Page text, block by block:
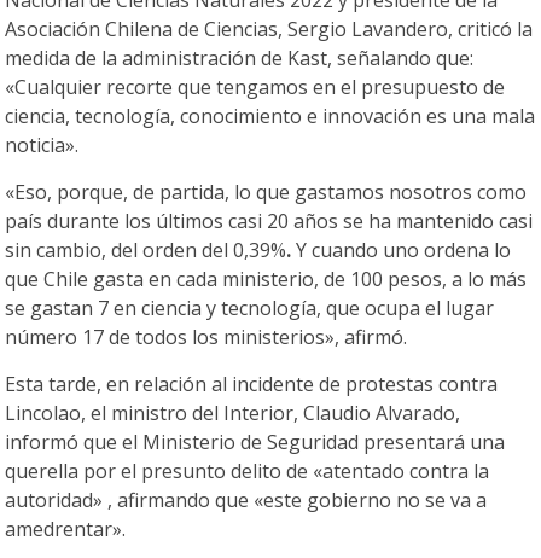
Asociación Chilena de Ciencias, Sergio Lavandero, criticó la
medida de la administración de Kast, señalando que:
«Cualquier recorte que tengamos en el presupuesto de
ciencia, tecnología, conocimiento e innovación es una mala
noticia».
«Eso, porque, de partida, lo que gastamos nosotros como
país durante los últimos casi 20 años se ha mantenido casi
sin cambio, del orden del 0,39%.Y cuando uno ordena lo
que Chile gasta en cada ministerio, de 100 pesos, a lo más
se gastan 7 en ciencia y tecnología, que ocupa el lugar
número 17 de todos los ministerios», afirmó.
Esta tarde, en relación al incidente de protestas contra
Lincolao, el ministro del Interior, Claudio Alvarado,
informó que el Ministerio de Seguridad presentará una
querella por el presunto delito de «atentado contra la
autoridad» , afirmando que «este gobierno no se va a
amedrentar».